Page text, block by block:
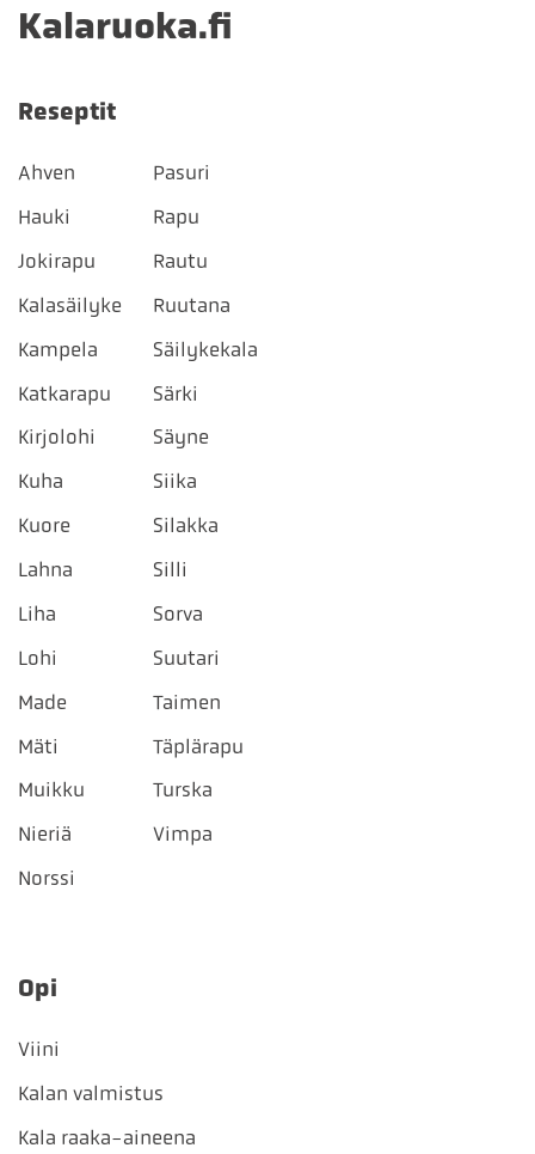
Kalaruoka.fi
Reseptit
Ahven
Hauki
Jokirapu
Kalasäilyke
Kampela
Katkarapu
Kirjolohi
Kuha
Kuore
Lahna
Liha
Lohi
Made
Mäti
Muikku
Nieriä
Norssi
Pasuri
Rapu
Rautu
Ruutana
Säilykekala
Särki
Säyne
Siika
Silakka
Silli
Sorva
Suutari
Taimen
Täplärapu
Turska
Vimpa
Opi
Viini
Kalan valmistus
Kala raaka-aineena